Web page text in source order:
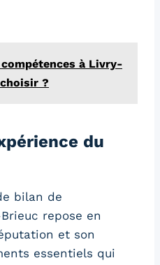
à Livry-
?
du
bilan de
repose en
et son
essentiels qui